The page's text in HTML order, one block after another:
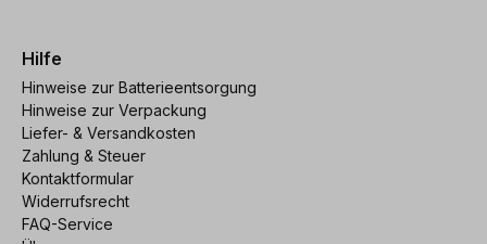
Hilfe
Hinweise zur Batterieentsorgung
Hinweise zur Verpackung
Liefer- & Versandkosten
Zahlung & Steuer
Kontaktformular
Widerrufsrecht
FAQ-Service